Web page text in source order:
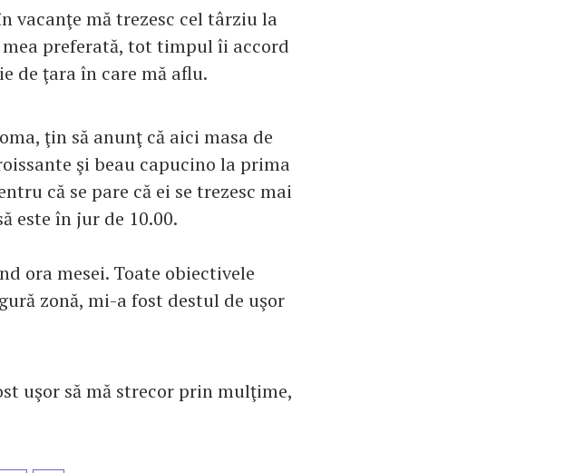
vacanţe mă trezesc cel târziu la
mea preferată, tot timpul îi accord
de ţara în care mă aflu.
ţin să anunţ că aici masa de
şi beau capucino la prima
că se pare că ei se trezesc mai
este în jur de 10.00.
ora mesei. Toate obiectivele
zonă, mi-a fost destul de uşor
uşor să mă strecor prin mulţime,